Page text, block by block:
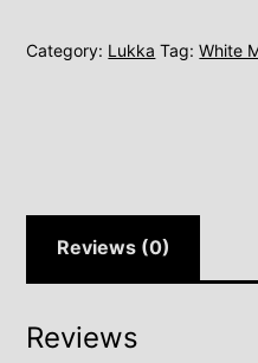
Category: Lukka Tag:White
Reviews (0)
Reviews